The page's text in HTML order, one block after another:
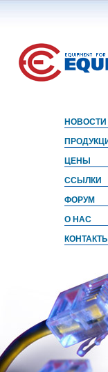
НОВОСТИ
ЦЕНЫ
ССЫЛКИ
ФОРУМ
О НАС
КОНТАКТЫ